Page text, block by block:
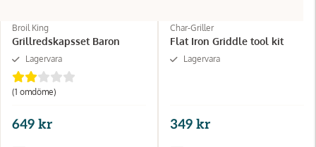
Broil King
Grillredskapsset Baron
Lagervara
(1 omdöme)
649 kr
Char-Griller
Flat Iron Griddle tool kit
Lagervara
349 kr